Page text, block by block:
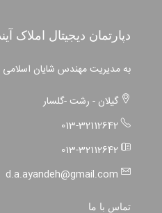
دپارتمان دیجیتال املاک
به مدیریت مهندس شایان اسلامی
گیلان - رشت -گلسار
013-32112642
013-32112642
d.a.ayandeh@gmail.com
تماس با ما